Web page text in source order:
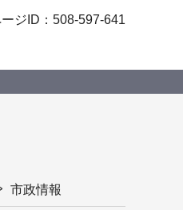
ジID：508-597-641
市政情報